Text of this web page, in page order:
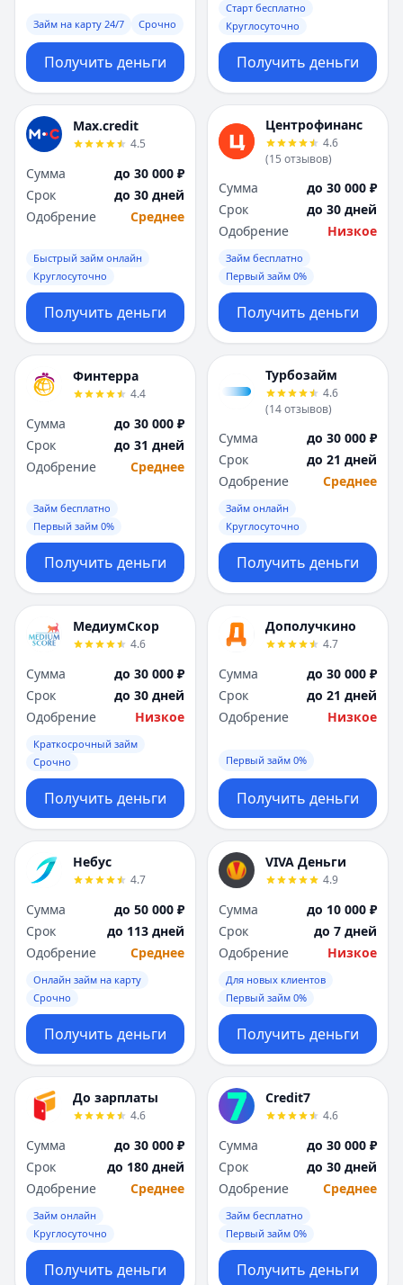
Займ на карту 24/7 Срочно
Получить деньги
Старт бесплатно
Круглосуточно
Получить деньги
Max.credit
4.5
Сумма
до 30 000 ₽
Срок
до 30 дней
Одобрение
Среднее
Быстрый займ онлайн
Круглосуточно
Получить деньги
Центрофинанс
4.6
(15 отзывов)
Сумма
до 30 000 ₽
Срок
до 30 дней
Одобрение
Низкое
Займ бесплатно
Первый займ 0%
Получить деньги
Финтерра
4.4
Сумма
до 30 000 ₽
Срок
до 31 дней
Одобрение
Среднее
Займ бесплатно
Первый займ 0%
Получить деньги
Турбозайм
4.6
(14отзывов)
Сумма
до 30 000 ₽
Срок
до 21 дней
Одобрение
Среднее
Займ онлайн
Круглосуточно
Получить деньги
МедиумСкор
4.6
Сумма
до 30 000 ₽
Срок
до 30 дней
Одобрение
Низкое
Краткосрочный займ
Срочно
Получить деньги
Дополучкино
4.7
Сумма
до 30 000 ₽
Срок
до 21 дней
Одобрение
Низкое
Первый займ 0%
Получить деньги
Небус
4.7
Сумма
до 50 000 ₽
Срок
до 113 дней
Одобрение
Среднее
Онлайн займ на карту
Срочно
Получить деньги
VIVA Деньги
4.9
Сумма
до 10 000 ₽
Срок
до 7 дней
Одобрение
Низкое
Для новых клиентов
Первый займ 0%
Получить деньги
До зарплаты
4.6
Сумма
до 30 000 ₽
Срок
до 180 дней
Одобрение
Среднее
Займ онлайн
Круглосуточно
Получить деньги
Credit7
4.6
Сумма
до 30 000 ₽
Срок
до 30 дней
Одобрение
Среднее
Займ бесплатно
Первый займ 0%
Получить деньги